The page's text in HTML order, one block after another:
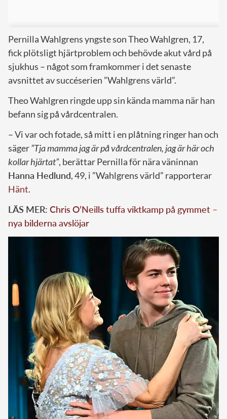
Pernilla Wahlgrens yngste son Theo Wahlgren, 17,
fick plötsligt hjärtproblem och behövde akut vård på
sjukhus – något som framkommer i det senaste
avsnittet av succéserien ”Wahlgrens värld”.
Theo Wahlgren ringde upp sin kända mamma när han
befann sig på vårdcentralen.
– Vi var och fotade, så mitt i en plåtning ringer han och
säger”Tja mamma jag är på vårdcentralen, jag är här och
kollar hjärtat”, berättar Pernilla för nära väninnan
Hanna Hedlund, 49, i ”Wahlgrens värld” rapporterar
Hänt.
LÄS MER: Chris O’Neills tuffa viktkamp på gymmet –
nya bilderna avslöjar